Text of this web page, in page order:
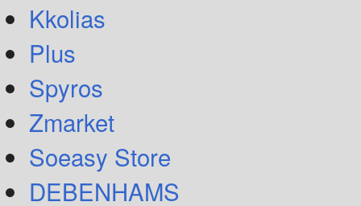
Kkolias
Plus
Spyros
Zmarket
Soeasy Store
DEBENHAMS